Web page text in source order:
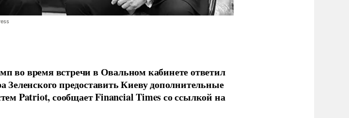
во время встречи в Овальном кабинете ответил
Зеленского предоставить Киеву дополнительные
Patriot, сообщает Financial Times со ссылкой на